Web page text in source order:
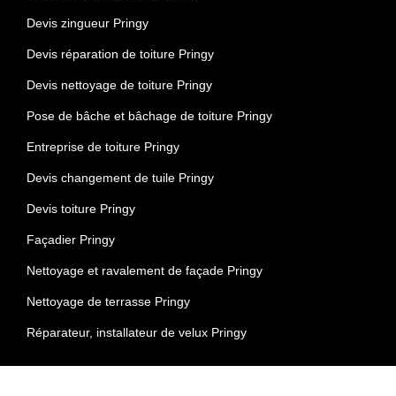
Devis zingueur Pringy
Devis réparation de toiture Pringy
Devis nettoyage de toiture Pringy
Pose de bâche et bâchage de toiture Pringy
Entreprise de toiture Pringy
Devis changement de tuile Pringy
Devis toiture Pringy
Façadier Pringy
Nettoyage et ravalement de façade Pringy
Nettoyage de terrasse Pringy
Réparateur, installateur de velux Pringy